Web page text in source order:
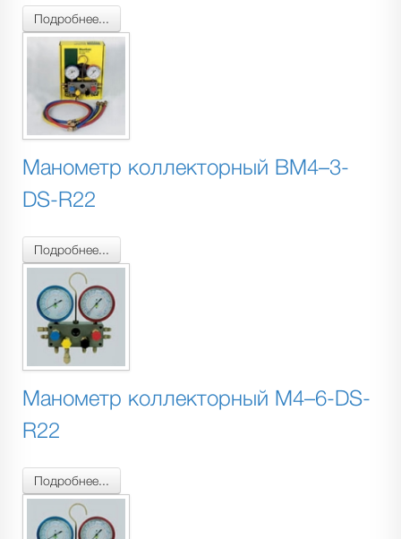
Подробнее...
Манометр коллекторный BM4–3-
DS-R22
Подробнее...
Манометр коллекторный M4–6-DS-
R22
Подробнее...